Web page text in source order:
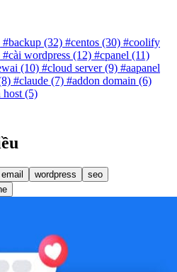
#backup (32) #centos (30) #coolify
#cài wordpress (12) #cpanel (11)
(10) #cloud server (9) #aapanel
#claude (7) #addon domain (6)
host (5)
email wordpress
seo